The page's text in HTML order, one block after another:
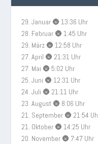
29. Januar 🌚 13:36 Uhr
28. Februar 🌚 1:45 Uhr
29. März 🌚 12:58 Uhr
27. April 🌚 21:31 Uhr
27. Mai 🌚 5:02 Uhr
25. Juni 🌚 12:31 Uhr
24. Juli 🌚 21:11 Uhr
23. August 🌚 8:06 Uhr
21. September 🌚 21:54
21. Oktober 🌚 14:25 Uhr
20. November 🌚 7:47 Uhr